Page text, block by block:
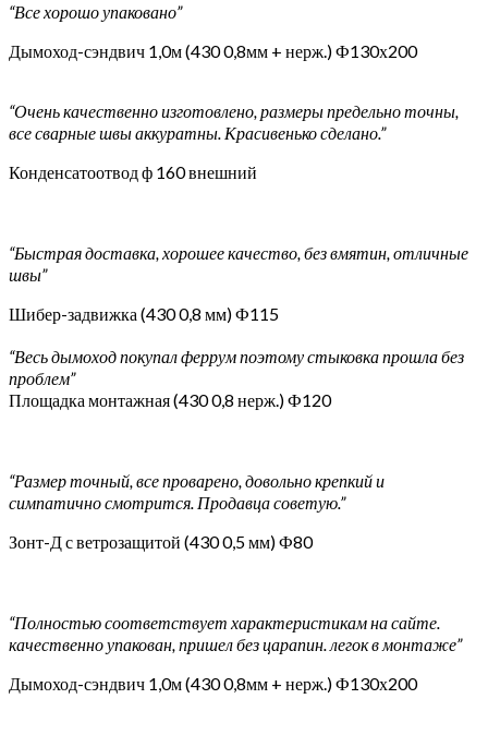
“Все хорошо упаковано”
Дымоход-сэндвич 1,0м (430 0,8мм + нерж.) Ф130х200
“Очень качественно изготовлено, размеры предельно точны,
все сварные швы аккуратны. Красивенько сделано.”
Конденсатоотвод ф 160 внешний
“Быстрая доставка, хорошее качество, без вмятин, отличные
швы”
Шибер-задвижка (430 0,8 мм) Ф115
“Весь дымоход покупал феррум поэтому стыковка прошла без
проблем”
Площадка монтажная (430 0,8 нерж.) Ф120
“Размер точный, все проварено, довольно крепкий и
симпатично смотрится. Продавца советую.”
Зонт-Д с ветрозащитой (430 0,5 мм) Ф80
“Полностью соответствует характеристикам на сайте.
качественно упакован, пришел без царапин. легок в монтаже”
Дымоход-сэндвич 1,0м (430 0,8мм + нерж.) Ф130х200